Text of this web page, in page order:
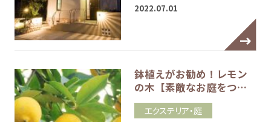
2022.07.01
鉢植えがお勧め！レモン
の木【素敵なお庭をつ…
エクステリア・庭